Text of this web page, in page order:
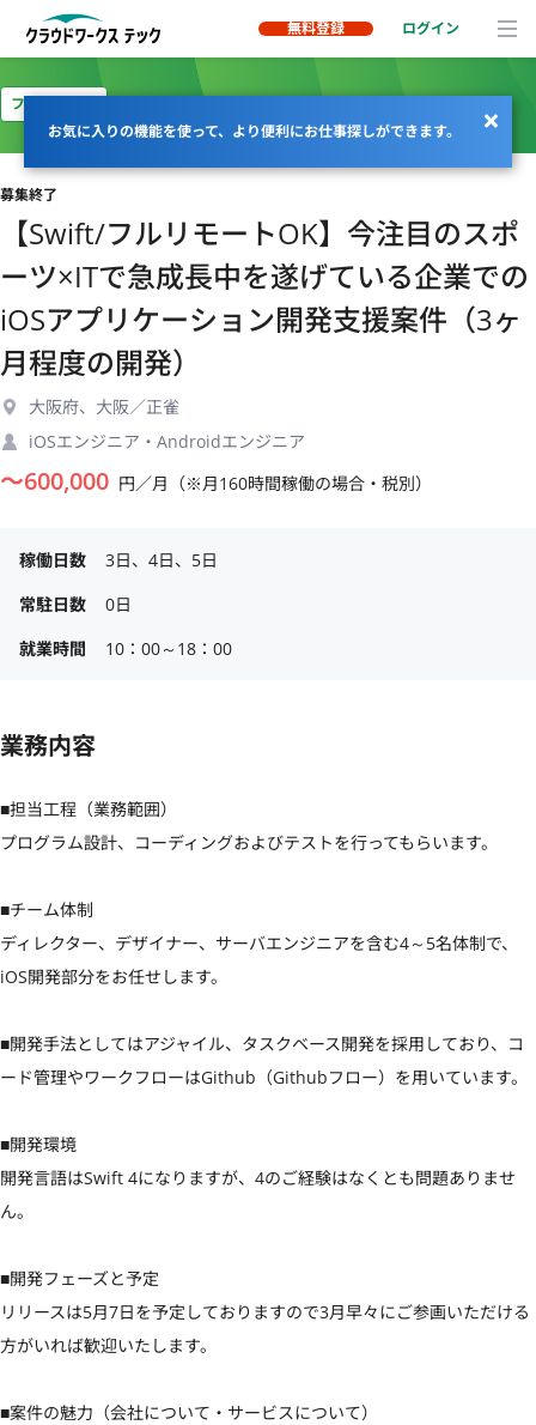
無料登録 ログイン
お気に入りの機能を使って、より便利にお仕事探しができます。
フルリモート
募集終了
【Swift/フルリモートOK】今注目のスポ
ーツ×ITで急成長中を遂げている企業での
iOSアプリケーション開発支援案件（3ヶ
月程度の開発）
大阪府、大阪／正雀
iOSエンジニア・Androidエンジニア
〜600,000 円／月（※月160時間稼働の場合・税別）
稼働日数
3日、4日、5日
常駐日数
0日
就業時間
10：00～18：00
業務内容
■担当工程（業務範囲）
プログラム設計、コーディングおよびテストを行ってもらいます。
■チーム体制
ディレクター、デザイナー、サーバエンジニアを含む4～5名体制で、
iOS開発部分をお任せします。
■開発手法としてはアジャイル、タスクベース開発を採用しており、コ
ード管理やワークフローはGithub（Githubフロー）を用いています。
■開発環境
開発言語はSwift 4になりますが、4のご経験はなくとも問題ありませ
ん。
■開発フェーズと予定
リリースは5月7日を予定しておりますので3月早々にご参画いただける
方がいれば歓迎いたします。
■案件の魅力（会社について・サービスについて）